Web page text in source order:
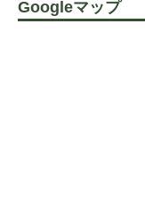
Googleマップ